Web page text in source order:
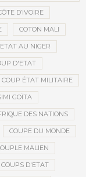
D’IVOIRE
COTON MALI
AU NIGER
D'ETAT
COUP ÉTAT MILITAIRE
GOÏTA
DES NATIONS
COUPE DU MONDE
MALIEN
COUPS D'ETAT